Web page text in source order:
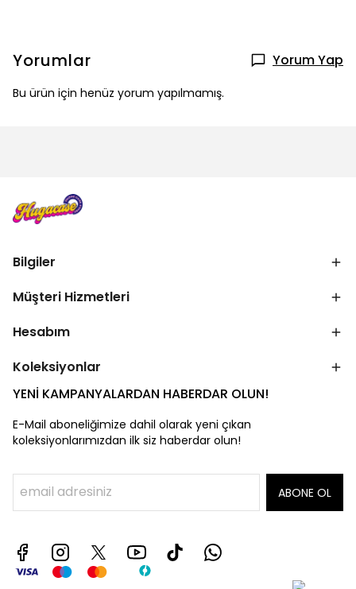
Yorumlar Yorum Yap
Bu ürün için henüz yorum yapılmamış.
Bilgiler
Müşteri Hizmetleri
Hesabım
Koleksiyonlar
YENİ KAMPANYALARDAN HABERDAR OLUN!
E-Mail aboneliğimize dahil olarak yeni çıkan
koleksiyonlarımızdan ilk siz haberdar olun!
ABONE OL